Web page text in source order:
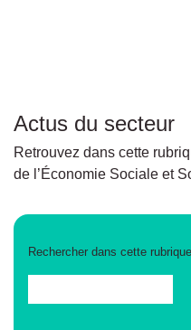
Actus du secteur
Retrouvez dans cette
de l’Économie Sociale et
Rechercher dans cette rubrique